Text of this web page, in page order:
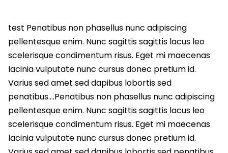
test Penatibus non phasellus nunc adipiscing
pellentesque enim. Nunc sagittis sagittis lacus leo
scelerisque condimentum risus. Eget mi maecenas
lacinia vulputate nunc cursus donec pretium id.
Varius sed amet sed dapibus lobortis sed
penatibus….Penatibus non phasellus nunc adipiscing
pellentesque enim. Nunc sagittis sagittis lacus leo
scelerisque condimentum risus. Eget mi maecenas
lacinia vulputate nunc cursus donec pretium id.